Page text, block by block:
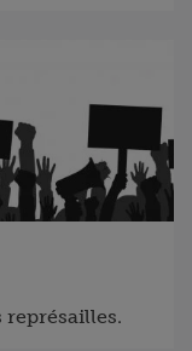
représailles.